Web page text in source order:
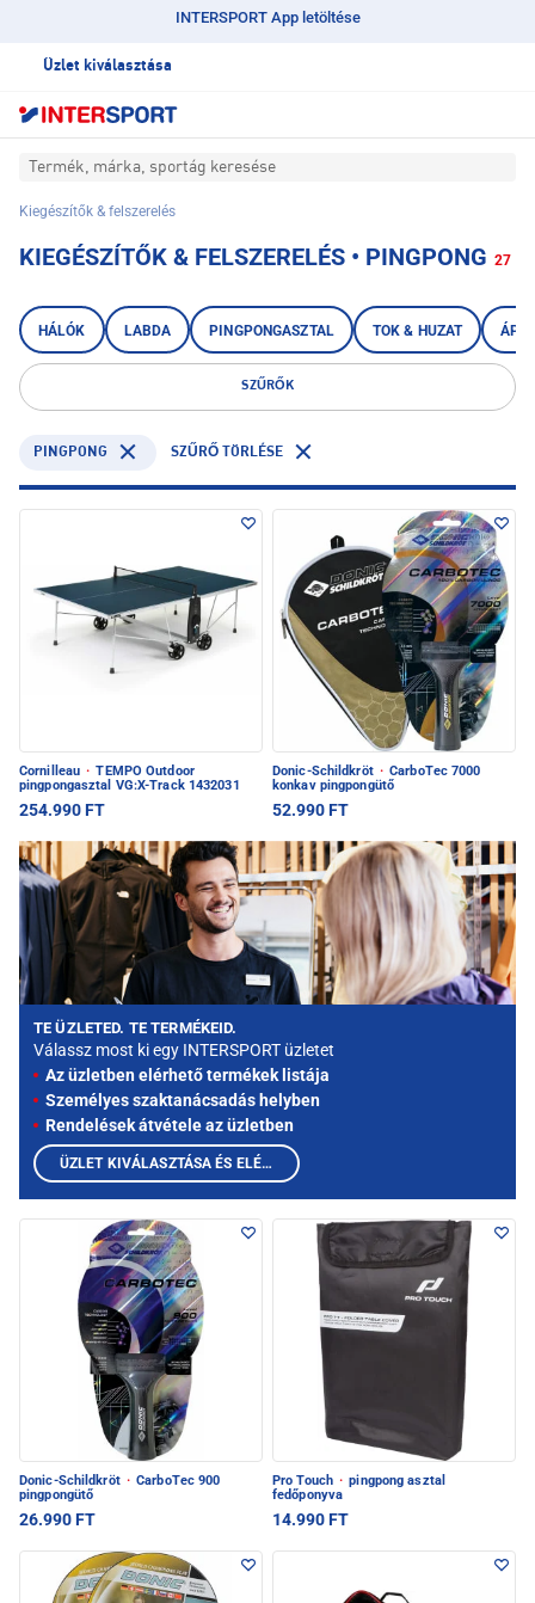
INTERSPORT App letöltése
Üzlet kiválasztása
Termék, márka, sportág keresése
Kiegészítők & felszerelés
KIEGÉSZÍTŐK & FELSZERELÉS • PINGPONG 27
HÁLÓK LABDA PINGPONGASZTAL TOK & HUZAT
SZŰRŐK
PINGPONG SZŰRŐ TÖRLÉSE
Cornilleau · TEMPO Outdoor
pingpongasztal VG:X-Track 1432031
254.990 FT
Donic-Schildkröt · CarboTec 7000
konkav pingpongütő
52.990 FT
Donic-Schildkröt · CarboTec 900
pingpongütő
26.990 FT
Pro Touch · pingpong asztal
fedőponyva
14.990 FT
TE ÜZLETED. TE TERMÉKEID.
Válassz most ki egy INTERSPORT üzletet
Az üzletben elérhető termékek listája
Személyes szaktanácsadás helyben
Rendelések átvétele az üzletben
ÜZLET KIVÁLASZTÁSA ÉS ELÉRHETŐ TERMÉKEK MEGTEKINTÉSE